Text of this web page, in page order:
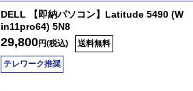
DELL 【即納パソコン】Latitude 5490 (W
in11pro64) 5N8
29,800円(税込) 送料無料
テレワーク推奨